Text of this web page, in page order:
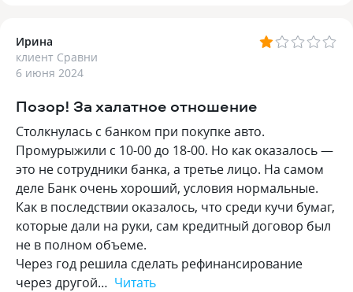
Ирина
клиент Сравни
6 июня 2024
Позор! За халатное отношение
Столкнулась с банком при покупке авто.
Промурыжили с 10-00 до 18-00. Но как оказалось —
это не сотрудники банка, а третье лицо. На самом
деле Банк очень хороший, условия нормальные.
Как в последствии оказалось, что среди кучи бумаг,
которые дали на руки, сам кредитный договор был
не в полном объеме.
Через год решила сделать рефинансирование
через другой… Читать